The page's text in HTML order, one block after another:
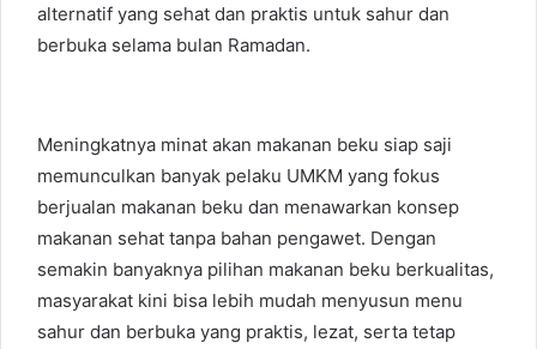
alternatif yang sehat dan praktis untuk sahur dan
berbuka selama bulan Ramadan.
Meningkatnya minat akan makanan beku siap saji
memunculkan banyak pelaku UMKM yang fokus
berjualan makanan beku dan menawarkan konsep
makanan sehat tanpa bahan pengawet. Dengan
semakin banyaknya pilihan makanan beku berkualitas,
masyarakat kini bisa lebih mudah menyusun menu
sahur dan berbuka yang praktis, lezat, serta tetap